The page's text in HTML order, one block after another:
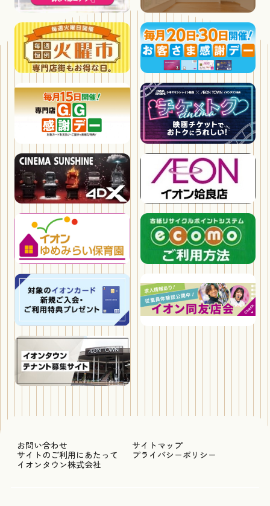
お問い合わせ
サイトマップ
サイトのご利用にあたって
プライバシーポリシー
イオンタウン株式会社